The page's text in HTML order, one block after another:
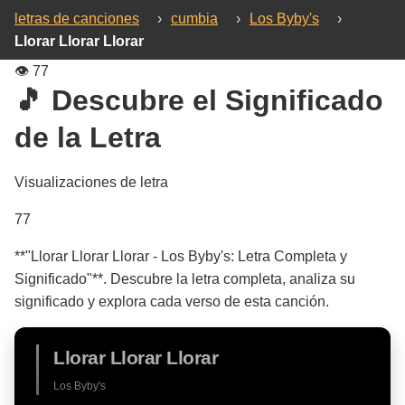
letras de canciones › cumbia › Los Byby's
›
Llorar Llorar Llorar
👁️ 77
🎵 Descubre el Significado
de la Letra
Visualizaciones de letra
77
**"Llorar Llorar Llorar - Los Byby's: Letra Completa y
Significado"**. Descubre la letra completa, analiza su
significado y explora cada verso de esta canción.
Llorar Llorar Llorar
Los Byby's